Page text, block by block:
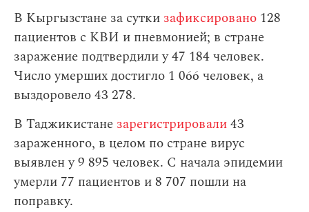
В Кыргызстане за сутки зафиксировано 128
пациентов с КВИ и пневмонией; в стране
заражение подтвердили у 47 184 человек.
Число умерших достигло 1 066 человек, а
выздоровело 43 278.
В Таджикистане зарегистрировали43
зараженного, в целом по стране вирус
выявлен у 9 895 человек. С начала эпидемии
умерли 77 пациентов и 8 707 пошли на
поправку.